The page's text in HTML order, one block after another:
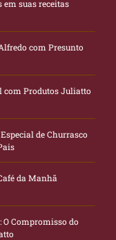
em suas receitas
com Presunto
com Produtos Juliatto
de Churrasco
da Manhã
O Compromisso do